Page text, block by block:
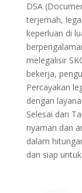
DSA
terjemah,
keperluan di
melegalisir
bekerja,
Percayakan
dengan
Selesai dan
nyaman dan
dalam
dan siap